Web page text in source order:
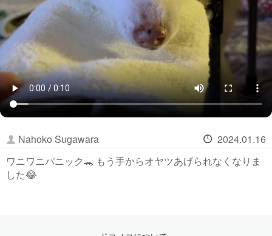
Nahoko Sugawara
2024.01.16
ワニワニパニック🐊 もう手からオヤツあげられなくなりま
した😂